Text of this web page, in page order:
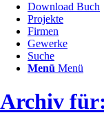
Download Buch
Projekte
Firmen
Gewerke
Suche
Menü Menü
Archiv